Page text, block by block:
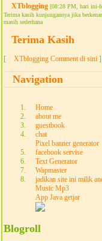
XTblogging [08:28 PM, hari ini-
Terima kasih kunjungannya jika
masih sederhana
Terima Kasih
[ XTblogging Comment di sini ]
Navigation
Home
about me
guestbook
chat
Pixel banner generator
facebook servise
Text Generator
Wapmaster
jadikan site ini milik
Music Mp3
App Java getjar
Blogroll